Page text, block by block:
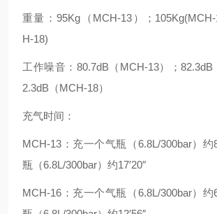
重量：95Kg（MCH-13）；105Kg(MCH-
H-18)
工作噪音：80.7dB（MCH-13）；
2.3dB（MCH-18）
充气时间：
MCH-13：充一个气瓶（6.8L/300bar）约
瓶（6.8L/300bar）约17′20″
MCH-16：充一个气瓶（6.8L/300bar）约